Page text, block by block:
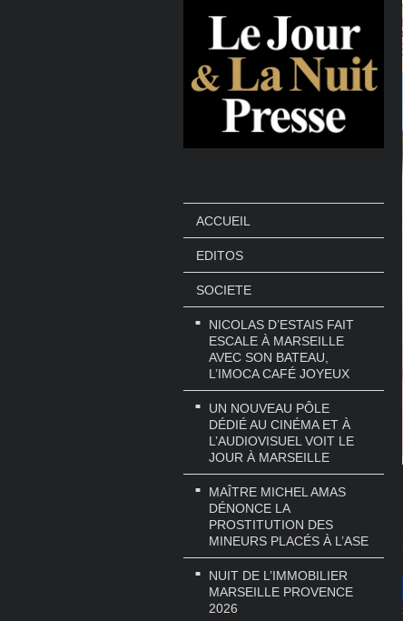
ACCUEIL
EDITOS
SOCIETE
NICOLAS D’ESTAIS FAIT
ESCALE À MARSEILLE
AVEC SON BATEAU,
L’IMOCA CAFÉ JOYEUX
UN NOUVEAU PÔLE
DÉDIÉ AU CINÉMA ET À
L’AUDIOVISUEL VOIT LE
JOUR À MARSEILLE
MAÎTRE MICHEL AMAS
DÉNONCE LA
PROSTITUTION DES
MINEURS PLACÉS À L’ASE
NUIT DE L’IMMOBILIER
MARSEILLE PROVENCE
2026